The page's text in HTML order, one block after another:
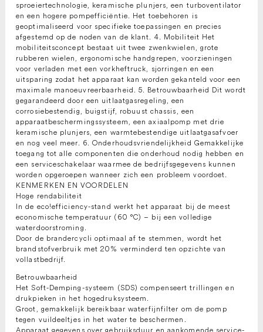
sproeiertechnologie, keramische plunjers, een turboventilator
en een hogere pompefficiëntie. Het toebehoren is
geoptimaliseerd voor specifieke toepassingen en precies
afgestemd op de noden van de klant. 4. Mobiliteit Het
mobiliteitsconcept bestaat uit twee zwenkwielen, grote
rubberen wielen, ergonomische handgrepen, voorzieningen
voor verladen met een vorkheftruck, sjorringen en een
uitsparing zodat het apparaat kan worden gekanteld voor een
maximale manoeuvreerbaarheid. 5. Betrouwbaarheid Dit wordt
gegarandeerd door een uitlaatgasregeling, een
corrosiebestendig, buigstijf, robuust chassis, een
apparaatbeschermingssysteem, een axiaalpomp met drie
keramische plunjers, een warmtebestendige uitlaatgasafvoer
en nog veel meer. 6. Onderhoudsvriendelijkheid Gemakkelijke
toegang tot alle componenten die onderhoud nodig hebben en
een serviceschakelaar waarmee de bedrijfsgegevens kunnen
worden opgeroepen wanneer zich een probleem voordoet.
KENMERKEN EN VOORDELEN
Hoge rendabiliteit
In de eco!efficiency-stand werkt het apparaat bij de meest
economische temperatuur (60 °C) – bij een volledige
waterdoorstroming.
Door de brandercycli optimaal af te stemmen, wordt het
brandstofverbruik met 20% verminderd ten opzichte van
vollastbedrijf.
Betrouwbaarheid
Het Soft-Demping-systeem (SDS) compenseert trillingen en
drukpieken in het hogedruksysteem.
Groot, gemakkelijk bereikbaar waterfijnfilter om de pomp
tegen vuildeeltjes in het water te beschermen.
Apparaat gegevens over gebruiksduur en aankomende service-